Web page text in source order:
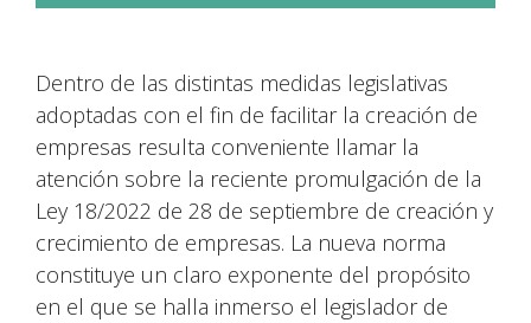
Dentro de las distintas medidas legislativas
adoptadas con el fin de facilitar la creación de
empresas resulta conveniente llamar la
atención sobre la reciente promulgación de la
Ley 18/2022 de 28 de septiembre de creación y
crecimiento de empresas. La nueva norma
constituye un claro exponente del propósito
en el que se halla inmerso el legislador de